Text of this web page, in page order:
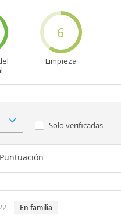
6
Limpieza
Solo verificadas
Puntuación
en familia